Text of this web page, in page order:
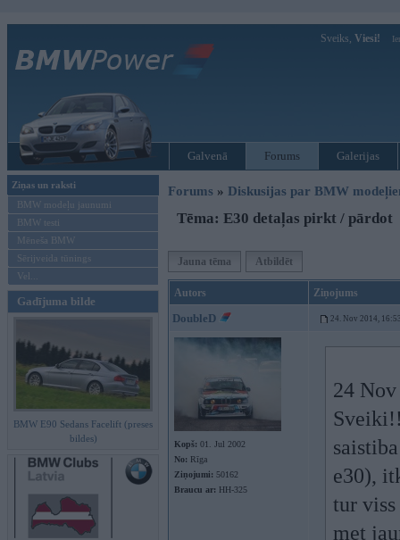
Sveiks, Viesi!
Galvenā Forums Galerijas
Ziņas un raksti
BMW modeļu jaunumi
BMW testi
Mēneša BMW
Sērijveida tūnings
Vel...
Gadījuma bilde
BMW E90 Sedans Facelift (preses
bildes)
Forums » Diskusijas par BMW
Tēma: E30 detaļas pirkt / pārdot
Jauna tēma Atbildēt
Autors Ziņojums
DoubleD 24. Nov 2014,
Kopš: 01. Jul 2002
No: Rīga
Ziņojumi: 50162
Braucu ar: HH-325
24
e30),
tur
met